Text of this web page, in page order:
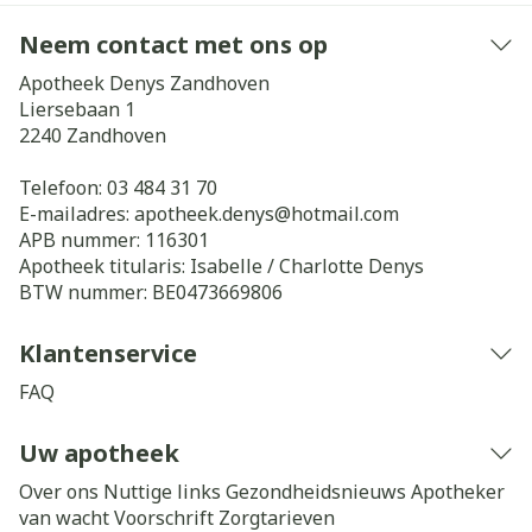
Neem contact met ons op
Apotheek Denys Zandhoven
Liersebaan 1
2240 Zandhoven
Telefoon: 03 484 31 70
E-mailadres: apotheek.denys@hotmail.com
APB nummer: 116301
Apotheek titularis: Isabelle / Charlotte Denys
BTW nummer: BE0473669806
Klantenservice
FAQ
Uw apotheek
Over ons Nuttige links Gezondheidsnieuws Apotheker
van wachtVoorschrift Zorgtarieven